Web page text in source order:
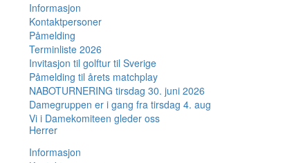
Informasjon
Kontaktpersoner
Påmelding
Terminliste 2026
Invitasjon til golftur til Sverige
Påmelding til årets matchplay
NABOTURNERING tirsdag 30. juni 2026
Damegruppen er i gang fra tirsdag 4. aug
Vi i Damekomiteen gleder oss
Herrer
Informasjon